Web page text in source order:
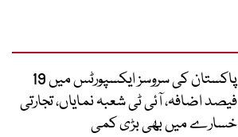
پاکستان کی سروسز ایکسپورٹس میں 19
فیصد اضافہ، آئی ٹی شعبہ نمایاں، تجارتی
خسارے میں بھی بڑی کمی